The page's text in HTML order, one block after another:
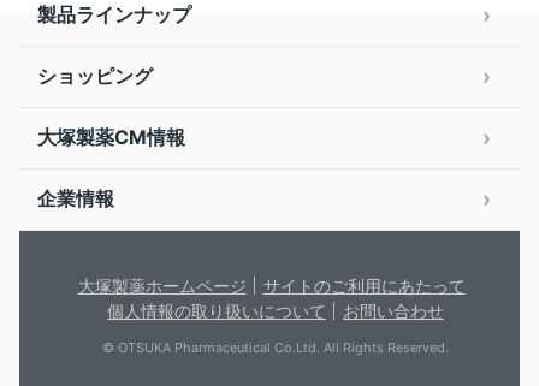
製品ラインナップ
ショッピング
大塚製薬CM情報
企業情報
大塚製薬ホームページ
サイトのご利用にあたって
個人情報の取り扱いについて
お問い合わせ
© OTSUKA Pharmaceutical Co.Ltd. All Rights Reserved.